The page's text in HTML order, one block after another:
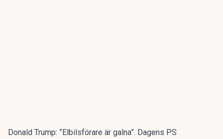
Donald Trump: ”Elbilsförare är galna”. Dagens PS